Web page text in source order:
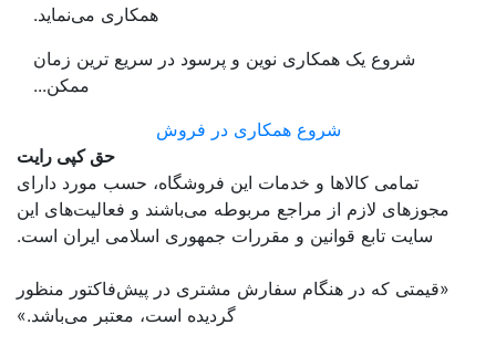
همکاری می‌نماید.
شروع یک همکاری نوین و پرسود در سریع ترین زمان
ممکن...
شروع همکاری در فروش
حق کپی رایت
تمامی كالاها و خدمات اين فروشگاه، حسب مورد دارای
مجوزهای لازم از مراجع مربوطه می‌باشند و فعاليت‌های اين
سايت تابع قوانين و مقررات جمهوری اسلامی ايران است.
«قیمتی که در هنگام سفارش مشتری در پیش‌­فاکتور منظور
گرديده است، معتبر می‌باشد.»